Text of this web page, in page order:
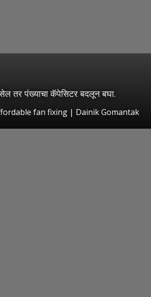
तर पंख्याचा कॅपेसिटर बदलून बघा.
fan fixing | Dainik Gomantak